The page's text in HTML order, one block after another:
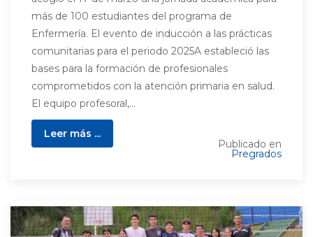
más de 100 estudiantes del programa de
Enfermería. El evento de inducción a las prácticas
comunitarias para el periodo 2025A estableció las
bases para la formación de profesionales
comprometidos con la atención primaria en salud.
El equipo profesoral,...
Leer más ...
Publicado en
Pregrados